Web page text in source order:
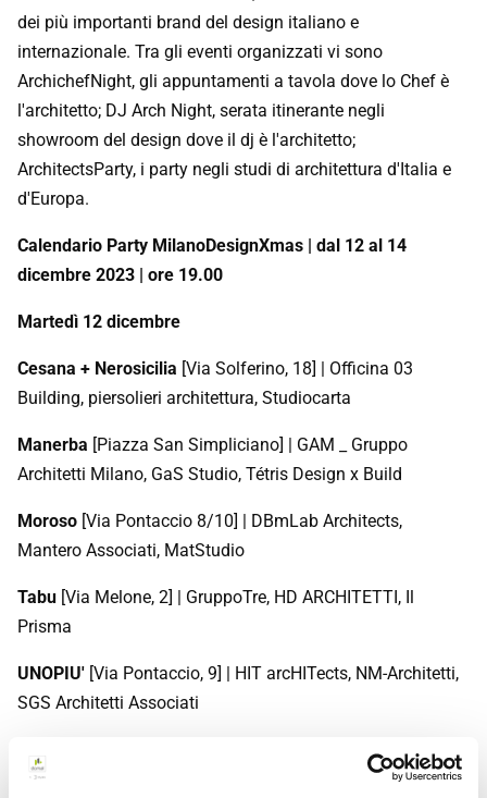
dei più importanti brand del design italiano e
internazionale. Tra gli eventi organizzati vi sono
ArchichefNight, gli appuntamenti a tavola dove lo Chef è
l'architetto; DJ Arch Night, serata itinerante negli
showroom del design dove il dj è l'architetto;
ArchitectsParty, i party negli studi di architettura d'Italia e
d'Europa.
Calendario Party MilanoDesignXmas | dal 12 al 14
dicembre 2023 | ore 19.00
Martedì 12 dicembre
Cesana + Nerosicilia [Via Solferino, 18] | Officina 03
Building, piersolieri architettura, Studiocarta
Manerba [Piazza San Simpliciano] | GAM _ Gruppo
Architetti Milano, GaS Studio, Tétris Design x Build
Moroso [Via Pontaccio 8/10] | DBmLab Architects,
Mantero Associati, MatStudio
Tabu [Via Melone, 2] | GruppoTre, HD ARCHITETTI, Il
Prisma
UNOPIU' [Via Pontaccio, 9] | HIT arcHITects, NM-Architetti,
SGS Architetti Associati